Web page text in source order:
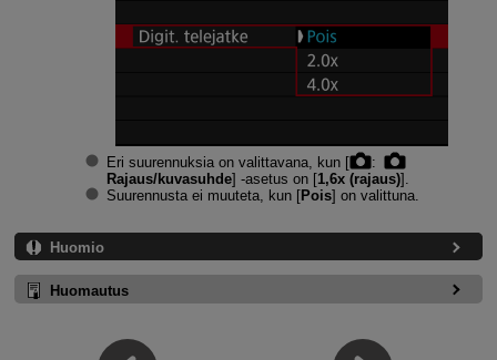
Eri suurennuksia on valittavana, kun [
:
Rajaus/kuvasuhde] ‑asetus on [1,6x (rajaus)].
Suurennusta ei muuteta, kun [Pois] on valittuna.
Huomio
Huomautus